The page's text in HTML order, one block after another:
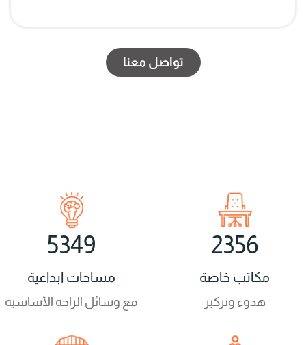
تواصل معنا
2356
مكاتب خاصة
هدوء وتركيز
5349
مساحات ابداعية
مع وسائل الراحة الأساسية